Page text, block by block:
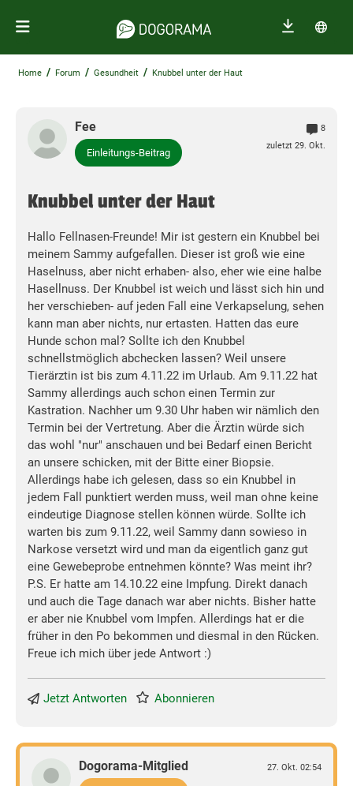
Home / Forum / Gesundheit / Knubbel unter der Haut
Fee
Einleitungs-Beitrag
8
zuletzt 29. Okt.
Knubbel unter der Haut
Hallo Fellnasen-Freunde! Mir ist gestern ein Knubbel bei
meinem Sammy aufgefallen. Dieser ist groß wie eine
Haselnuss, aber nicht erhaben- also, eher wie eine halbe
Hasellnuss. Der Knubbel ist weich und lässt sich hin und
her verschieben- auf jeden Fall eine Verkapselung, sehen
kann man aber nichts, nur ertasten. Hatten das eure
Hunde schon mal? Sollte ich den Knubbel
schnellstmöglich abchecken lassen? Weil unsere
Tierärztin ist bis zum 4.11.22 im Urlaub. Am 9.11.22 hat
Sammy allerdings auch schon einen Termin zur
Kastration. Nachher um 9.30 Uhr haben wir nämlich den
Termin bei der Vertretung. Aber die Ärztin würde sich
das wohl "nur" anschauen und bei Bedarf einen Bericht
an unsere schicken, mit der Bitte einer Biopsie.
Allerdings habe ich gelesen, dass so ein Knubbel in
jedem Fall punktiert werden muss, weil man ohne keine
eindeutige Diagnose stellen können würde. Sollte ich
warten bis zum 9.11.22, weil Sammy dann sowieso in
Narkose versetzt wird und man da eigentlich ganz gut
eine Gewebeprobe entnehmen könnte? Was meint ihr?
P.S. Er hatte am 14.10.22 eine Impfung. Direkt danach
und auch die Tage danach war aber nichts. Bisher hatte
er aber nie Knubbel vom Impfen. Allerdings hat er die
früher in den Po bekommen und diesmal in den Rücken.
Freue ich mich über jede Antwort :)
Jetzt Antworten Abonnieren
Dogorama-Mitglied 27. Okt. 02:54